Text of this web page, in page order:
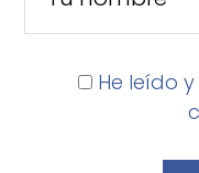
He leído